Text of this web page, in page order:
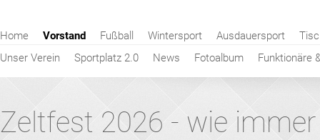
Navigation
Home
Vorstand
Unser Verein
Sportplatz 2.0 News Fotoalbum Funktionäre
Fußball Wintersport Ausdauersport
Zeltfest 2026 - wie